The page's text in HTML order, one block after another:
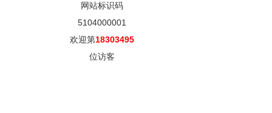
网站标识码
5104000001
欢迎第18303495
位访客